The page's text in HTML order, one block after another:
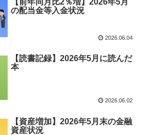
【前年同月比2％増】2026年5月
の配当金等入金状況
2026.06.04
【読書記録】2026年5月に読んだ
本
2026.06.02
【資産増加】2026年5月末の金融
資産状況